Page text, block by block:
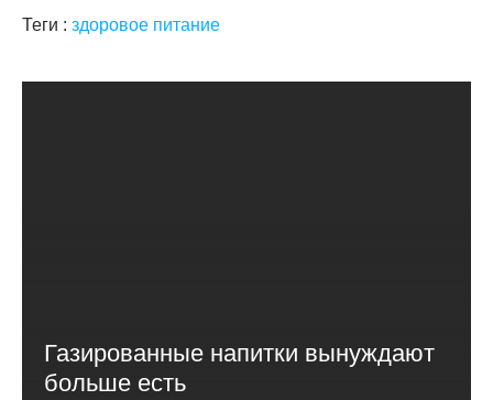
Теги : здоровое питание
Газированные напитки вынуждают
больше есть